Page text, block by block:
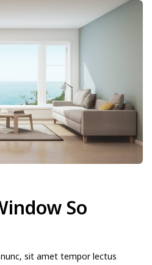
So
sit amet tempor lectus